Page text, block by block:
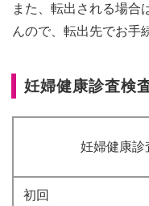
また、転出される場合
んので、転出先でお手
妊婦健康診査検
妊婦健康診
初回